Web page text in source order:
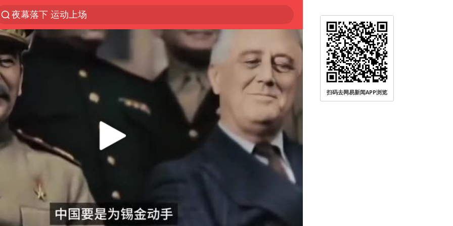
泰交通部副部长回应中国人遭歧视手势
Meta被判支付5.67亿美元
中国稀土盘中涨停
1岁宝宝碰坏纸巾盒 宝妈被索赔924元
男子结婚8年3个女儿均非亲生
台风白海豚逼近 暴雨大暴雨来袭
“空调24小时开着更省电”不实
公司“上四休三”但要降薪1000元
47岁妈妈突然产女 26岁女儿：很震惊
OpenAI为免费用户升级GPT-5.6 Luna
泸溪河：桃酥吃出金属牙冠视频不实
扫码去网易新闻APP浏览